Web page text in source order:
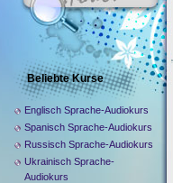
Beliebte Kurse
Englisch Sprache-Audiokurs
Spanisch Sprache-Audiokurs
Russisch Sprache-Audiokurs
Ukrainisch Sprache-
Audiokurs